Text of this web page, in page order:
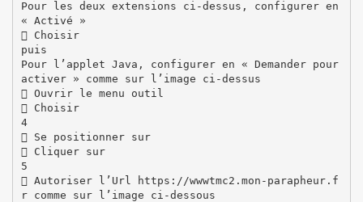
Pour les deux extensions ci-dessus, configurer en
« Activé »
 Choisir
puis
Pour l’applet Java, configurer en « Demander pour
activer » comme sur l’image ci-dessus
 Ouvrir le menu outil
 Choisir
4
 Se positionner sur
 Cliquer sur
5
 Autoriser l’Url https://wwwtmc2.mon-parapheur.f
r comme sur l’image ci-dessous